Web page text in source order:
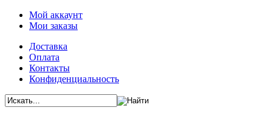
Мой аккаунт
Мои заказы
Доставка
Оплата
Контакты
Конфиденциальность